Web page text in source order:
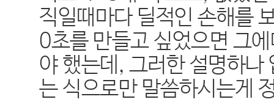
직일때마다 딜적인 손해를
0초를 만들고 싶었으면 그
야 했는데, 그러한 설명하
는 식으로만 말씀하시는게